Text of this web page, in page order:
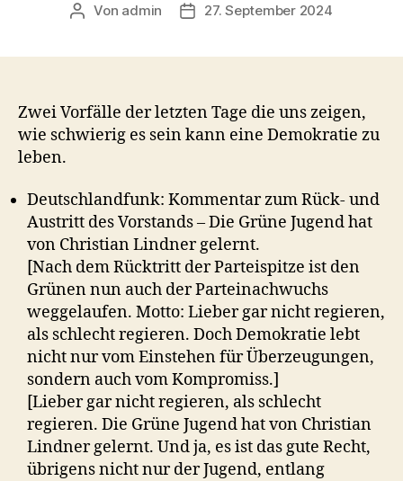
Beitragsautor
Von admin Veröffentlichungsdatum
27. September 2024
Zwei Vorfälle der letzten Tage die uns zeigen,
wie schwierig es sein kann eine Demokratie zu
leben.
Deutschlandfunk: Kommentar zum Rück- und
Austritt des Vorstands – Die Grüne Jugend hat
von Christian Lindner gelernt.
[Nach dem Rücktritt der Parteispitze ist den
Grünen nun auch der Parteinachwuchs
weggelaufen. Motto: Lieber gar nicht regieren,
als schlecht regieren. Doch Demokratie lebt
nicht nur vom Einstehen für Überzeugungen,
sondern auch vom Kompromiss.]
[Lieber gar nicht regieren, als schlecht
regieren. Die Grüne Jugend hat von Christian
Lindner gelernt. Und ja, es ist das gute Recht,
übrigens nicht nur der Jugend, entlang